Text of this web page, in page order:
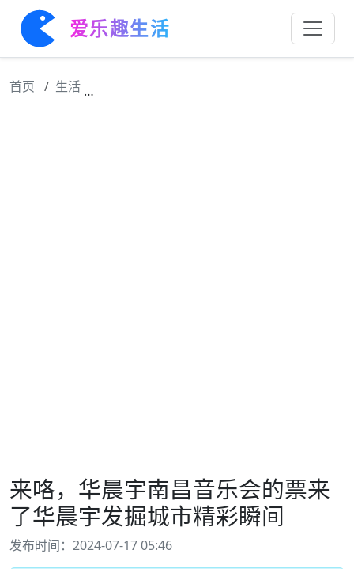
爱乐趣生活
首页 生活
来咯，华晨宇南昌音乐会的票来
了华晨宇发掘城市精彩瞬间
发布时间：2024-07-17 05:46